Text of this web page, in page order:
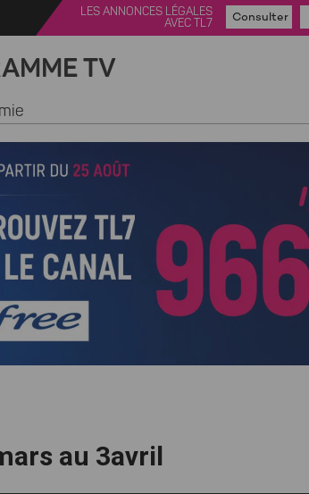
LES ANNONCES LÉGALES
AVEC TL7
Consulter
TV
au 3avril